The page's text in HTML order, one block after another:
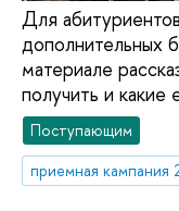
Для
дополнительных
материале
получить и
Поступающим
приемная кампания